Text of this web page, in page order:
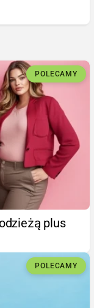
POLECAMY
plus
POLECAMY